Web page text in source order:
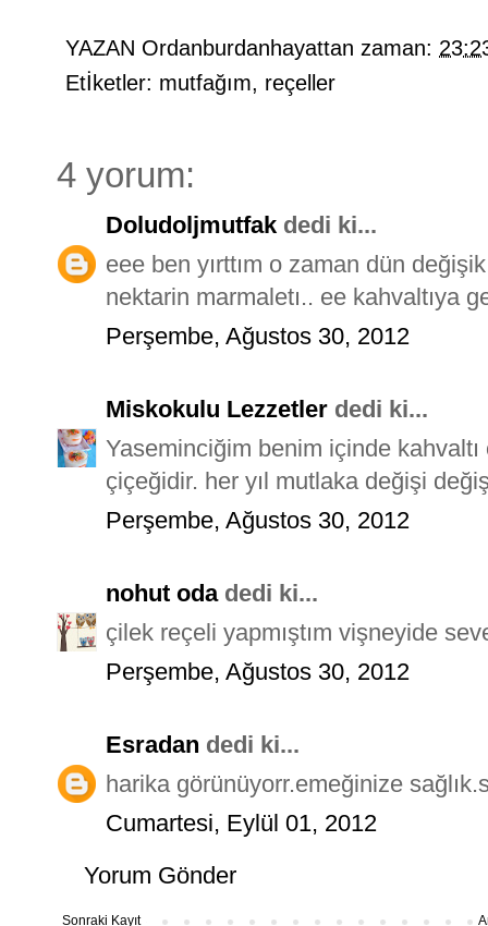
YAZAN Ordanburdanhayattan zaman:
Etİketler: mutfağım, reçeller
4 yorum:
Doludoljmutfak dedi ki...
eee ben yırttım o zaman dün
nektarin marmaletı.. ee kahvaltıya
Perşembe, Ağustos 30, 2012
Miskokulu Lezzetler dedi ki...
Yaseminciğim benim içinde
çiçeğidir. her yıl mutlaka değişi
Perşembe, Ağustos 30, 2012
nohut odadedi ki...
çilek reçeli yapmıştım vişneyide
Perşembe, Ağustos 30, 2012
Esradan dedi ki...
harika görünüyorr.emeğinize
Cumartesi, Eylül 01, 2012
Yorum Gönder
Sonraki Kayıt